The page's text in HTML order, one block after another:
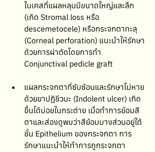
ในเคสที่แผลหลุมมีขนาดใหญ่และลึก
(เกิด Stromal loss หรือ
descemetocele) หรือกระจกตาทะลุ
(Corneal perforation) แนะนำให้รักษา
ด้วยการผ่าตัดโดยการทำ
Conjunctival pedicle graft
แผลกระจกตาที่ซับซ้อนและรักษาไม่หาย
ด้วยยาปฏิชีวนะ (Indolent ulcer) เกิด
ขึ้นได้บ่อยในกระต่าย เมื่อทำการย้อมสี
ตาและส่องดูพบว่าสีย้อมบางส่วนอยู่ใต้
ชั้น Epithelium ของกระจกตา การ
รักษาแนะนำให้ทำการถูกระจกตา